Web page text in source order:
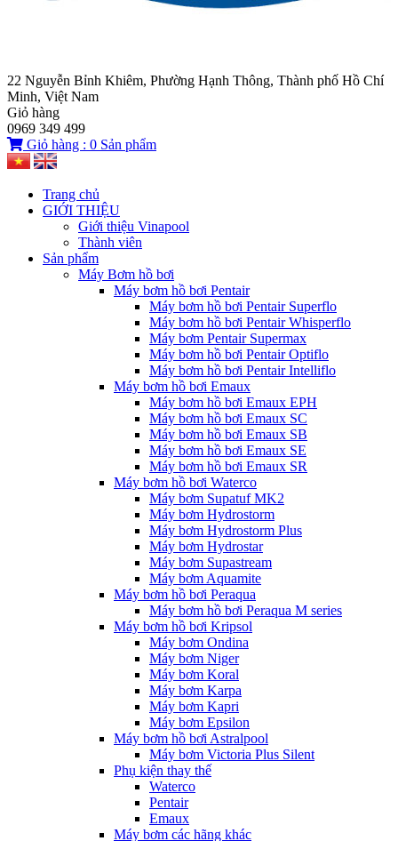
22 Nguyễn Bỉnh Khiêm, Phường Hạnh Thông, Thành phố Hồ Chí
Minh, Việt Nam
Giỏ hàng
0969 349 499
Giỏ hàng : 0 Sản phẩm
Trang chủ
GIỚI THIỆU
Giới thiệu Vinapool
Thành viên
Sản phẩm
Máy Bơm hồ bơi
Máy bơm hồ bơi Pentair
Máy bơm hồ bơi Pentair Superflo
Máy bơm hồ bơi Pentair Whisperflo
Máy bơm Pentair Supermax
Máy bơm hồ bơi Pentair Optiflo
Máy bơm hồ bơi Pentair Intelliflo
Máy bơm hồ bơi Emaux
Máy bơm hồ bơi Emaux EPH
Máy bơm hồ bơi Emaux SC
Máy bơm hồ bơi Emaux SB
Máy bơm hồ bơi Emaux SE
Máy bơm hồ bơi Emaux SR
Máy bơm hồ bơi Waterco
Máy bơm Supatuf MK2
Máy bơm Hydrostorm
Máy bơm Hydrostorm Plus
Máy bơm Hydrostar
Máy bơm Supastream
Máy bơm Aquamite
Máy bơm hồ bơi Peraqua
Máy bơm hồ bơi Peraqua M series
Máy bơm hồ bơi Kripsol
Máy bơm Ondina
Máy bơm Niger
Máy bơm Koral
Máy bơm Karpa
Máy bơm Kapri
Máy bơm Epsilon
Máy bơm hồ bơi Astralpool
Máy bơm Victoria Plus Silent
Phụ kiện thay thế
Waterco
Pentair
Emaux
Máy bơm các hãng khác